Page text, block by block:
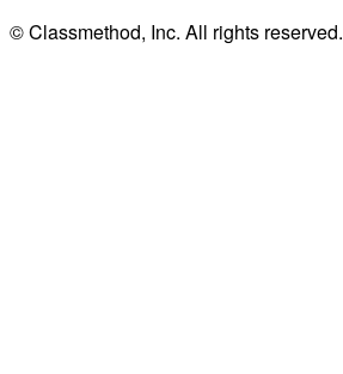
© Classmethod, Inc. All rights reserved.